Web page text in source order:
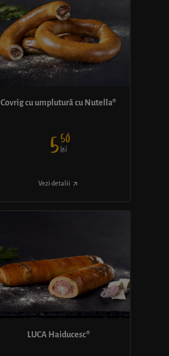
Covrig cu umplutură cu Nutella®
550
lei
Vezi detalii
LUCA Haiducesc®